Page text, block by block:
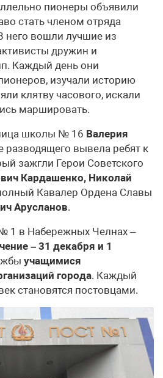
пионеры объявили
стать членом отряда
него вошли лучшие из
дружин и
Каждый день они
изучали историю
клятву часового, искали
маршировать.
школы № 16 Валерия
разводящего вывела ребят к
зажгли Герои Советского
Кардашенко, Николай
Кавалер Ордена Славы
Арусланов.
1 в Набережных Челнах –
– 31 декабря и 1
учащимися
города. Каждый
становятся постовцами.